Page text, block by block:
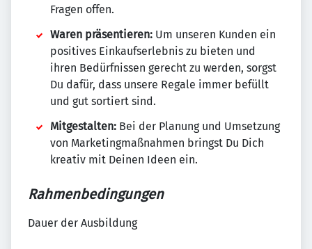
Fragen offen.
Waren präsentieren: Um unseren Kunden ein
positives Einkaufserlebnis zu bieten und
ihren Bedürfnissen gerecht zu werden, sorgst
Du dafür, dass unsere Regale immer befüllt
und gut sortiert sind.
Mitgestalten: Bei der Planung und Umsetzung
von Marketingmaßnahmen bringst Du Dich
kreativ mit Deinen Ideen ein.
Rahmenbedingungen
Dauer der Ausbildung